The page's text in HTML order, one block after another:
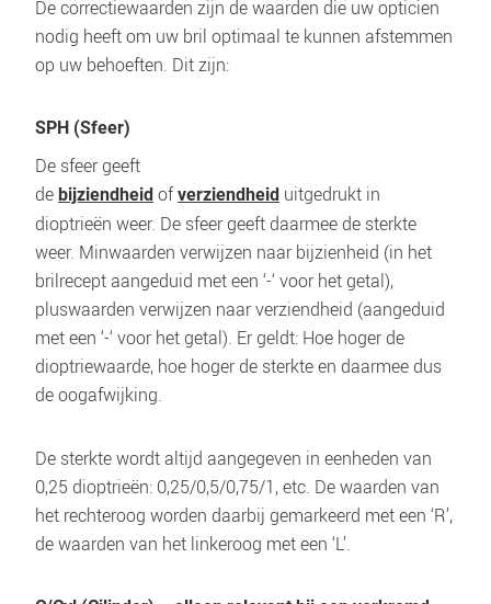
De correctiewaarden zijn de waarden die uw opticien
nodig heeft om uw bril optimaal te kunnen afstemmen
SPH (Sfeer)
De sfeer geeft
de bijziendheid of verziendheid uitgedrukt in
dioptrieën weer. De sfeer geeft daarmee de sterkte
weer. Minwaarden verwijzen naar bijzienheid (in het
brilrecept aangeduid met een ‘-‘ voor het getal),
pluswaarden verwijzen naar verziendheid (aangeduid
met een ‘-‘ voor het getal). Er geldt: Hoe hoger de
dioptriewaarde, hoe hoger de sterkte en daarmee dus
de oogafwijking.
De sterkte wordt altijd aangegeven in eenheden van
0,25 dioptrieën: 0,25/0,5/0,75/1, etc. De waarden van
het rechteroog worden daarbij gemarkeerd met een ‘R’,
de waarden van het linkeroog met een ‘L’.